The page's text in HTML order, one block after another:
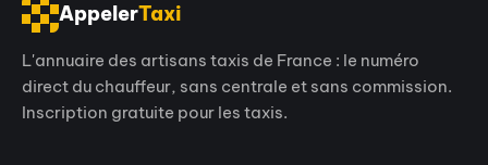
AppelerTaxi
L'annuaire des artisans taxis de France : le numéro
direct du chauffeur, sans centrale et sans commission.
Inscription gratuite pour les taxis.